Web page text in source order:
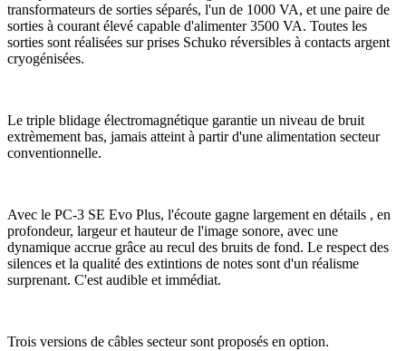
transformateurs de sorties séparés, l'un de 1000 VA, et une paire de
sorties à courant élevé capable d'alimenter 3500 VA. Toutes les
sorties sont réalisées sur prises Schuko réversibles à contacts argent
cryogénisées.
Le triple blidage électromagnétique garantie un niveau de bruit
extrèmement bas, jamais atteint à partir d'une alimentation secteur
conventionnelle.
Avec le PC-3 SE Evo Plus, l'écoute gagne largement en détails , en
profondeur, largeur et hauteur de l'image sonore, avec une
dynamique accrue grâce au recul des bruits de fond. Le respect des
silences et la qualité des extintions de notes sont d'un réalisme
surprenant. C'est audible et immédiat.
Trois versions de câbles secteur sont proposés en option.